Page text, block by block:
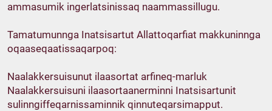
ammasumik ingerlatsinissaq naammassillugu.
Tamatumunnga Inatsisartut Allattoqarfiat makkuninnga
oqaaseqaatissaqarpoq:
Naalakkersuisunut ilaasortat arfineq-marluk
Naalakkersuisuni ilaasortaanerminni Inatsisartunit
sulinngiffeqarnissaminnik qinnuteqarsimapput.